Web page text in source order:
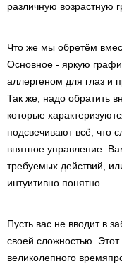
различную возрастную
Что же мы обретём
Основное - яркую
аллергеном для глаз и
Так же, надо обратить
которые
подсвечивают всё, что
внятное управление.
требуемых действий,
интуитивно понятно.
Пусть вас не вводит в
своей сложностью.
великолепного